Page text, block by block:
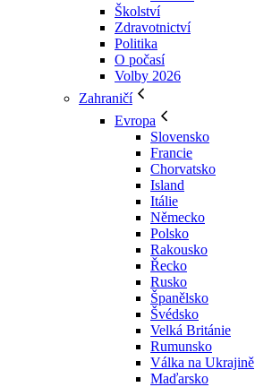
Školství
Zdravotnictví
Politika
O počasí
Volby 2026
Zahraničí
Evropa
Slovensko
Francie
Chorvatsko
Island
Itálie
Německo
Polsko
Rakousko
Řecko
Rusko
Španělsko
Švédsko
Velká Británie
Rumunsko
Válka na Ukrajině
Maďarsko